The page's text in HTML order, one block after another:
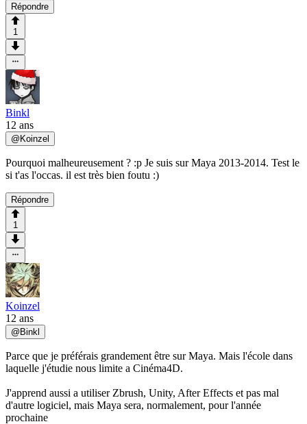
Répondre
1
Binkl
12 ans
@ Koinzel
Pourquoi malheureusement ? :p Je suis sur Maya 2013-2014. Test le
si t'as l'occas. il est très bien foutu :)
Répondre
1
Koinzel
12 ans
@ Binkl
Parce que je préférais grandement être sur Maya. Mais l'école dans
laquelle j'étudie nous limite a Cinéma4D.
J'apprend aussi a utiliser Zbrush, Unity, After Effects et pas mal
d'autre logiciel, mais Maya sera, normalement, pour l'année
prochaine